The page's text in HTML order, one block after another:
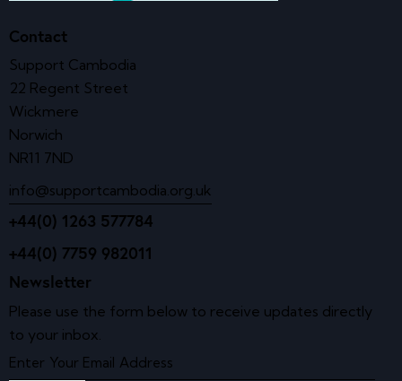
Contact
Support Cambodia
22 Regent Street
Wickmere
Norwich
NR11 7ND
info@supportcambodia.org.uk
+44(0) 1263 577784
+44(0) 7759 982011
Newsletter
Please use the form below to receive updates directly
to your inbox.